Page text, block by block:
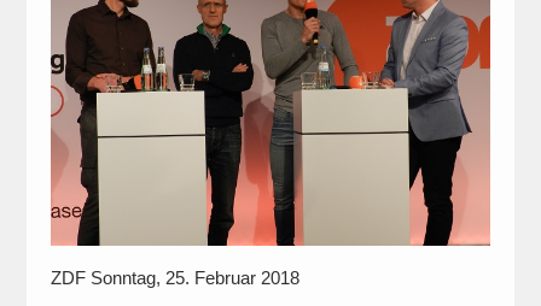
ZDF Sonntag, 25. Februar 2018